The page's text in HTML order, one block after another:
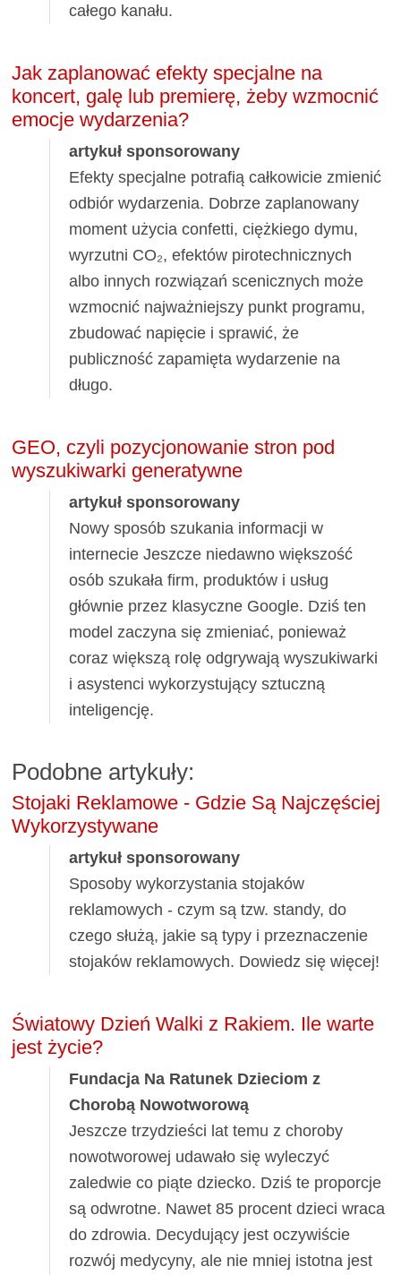
całego kanału.
Jak zaplanować efekty specjalne na
koncert, galę lub premierę, żeby wzmocnić
emocje wydarzenia?
artykuł sponsorowany
Efekty specjalne potrafią całkowicie zmienić
odbiór wydarzenia. Dobrze zaplanowany
moment użycia confetti, ciężkiego dymu,
wyrzutni CO₂, efektów pirotechnicznych
albo innych rozwiązań scenicznych może
wzmocnić najważniejszy punkt programu,
zbudować napięcie i sprawić, że
publiczność zapamięta wydarzenie na
długo.
GEO, czyli pozycjonowanie stron pod
wyszukiwarki generatywne
artykuł sponsorowany
Nowy sposób szukania informacji w
internecie Jeszcze niedawno większość
osób szukała firm, produktów i usług
głównie przez klasyczne Google. Dziś ten
model zaczyna się zmieniać, ponieważ
coraz większą rolę odgrywają wyszukiwarki
i asystenci wykorzystujący sztuczną
inteligencję.
Podobne artykuły:
Stojaki Reklamowe - Gdzie Są Najczęściej
Wykorzystywane
artykuł sponsorowany
Sposoby wykorzystania stojaków
reklamowych - czym są tzw. standy, do
czego służą, jakie są typy i przeznaczenie
stojaków reklamowych. Dowiedz się więcej!
Światowy Dzień Walki z Rakiem. Ile warte
jest życie?
Fundacja Na Ratunek Dzieciom z
Chorobą Nowotworową
Jeszcze trzydzieści lat temu z choroby
nowotworowej udawało się wyleczyć
zaledwie co piąte dziecko. Dziś te proporcje
są odwrotne. Nawet 85 procent dzieci wraca
do zdrowia. Decydujący jest oczywiście
rozwój medycyny, ale nie mniej istotna jest